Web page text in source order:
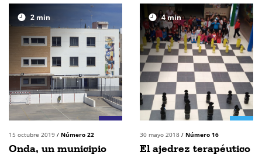
2min
15 octubre 2019 / Número 22
Onda, un municipio
4min
30 mayo 2018 / Número 16
El ajedrez terapéutico